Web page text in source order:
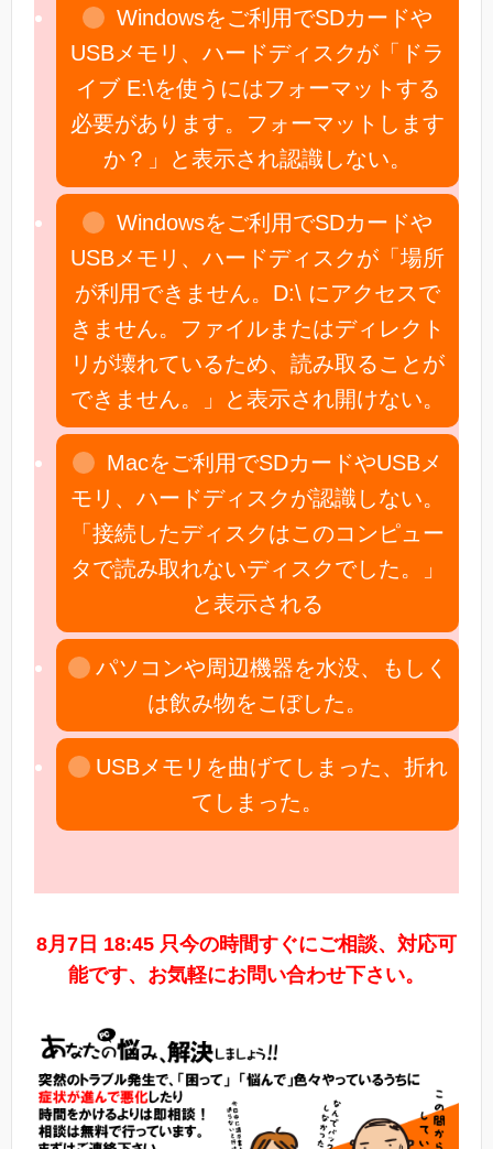
Windowsをご利用でSDカードや
USBメモリ、ハードディスクが「ドラ
イブ E:\を使うにはフォーマットする
必要があります。フォーマットします
か？」と表示され認識しない。
Windowsをご利用でSDカードや
USBメモリ、ハードディスクが「場所
が利用できません。D:\ にアクセスで
きません。ファイルまたはディレクト
リが壊れているため、読み取ることが
できません。」と表示され開けない。
Macをご利用でSDカードやUSBメ
モリ、ハードディスクが認識しない。
「接続したディスクはこのコンピュー
タで読み取れないディスクでした。」
と表示される
パソコンや周辺機器を水没、もしく
は飲み物をこぼした。
USBメモリを曲げてしまった、折れ
てしまった。
8月7日 18:45 只今の時間すぐにご相談、対応可
能です、お気軽にお問い合わせ下さい。